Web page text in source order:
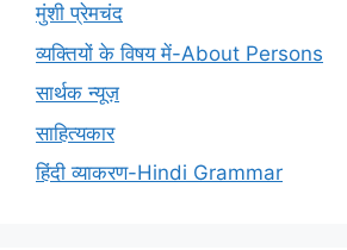
मुंशी प्रेमचंद
व्यक्तियों के विषय में-About Persons
सार्थक न्यूज़
साहित्यकार
हिंदी व्याकरण-Hindi Grammar